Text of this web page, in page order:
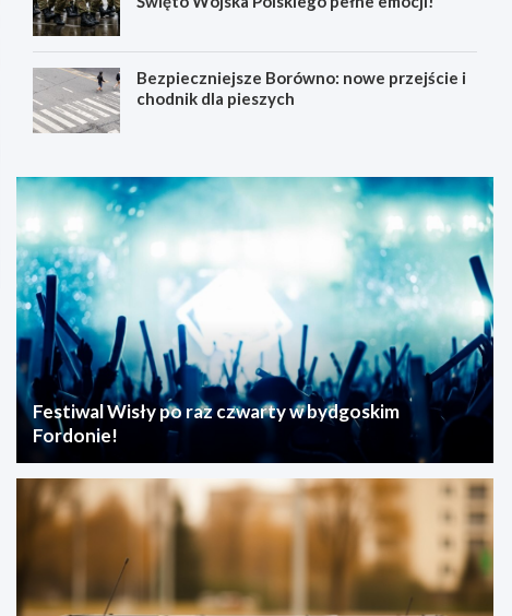
Bezpieczniejsze Borówno: nowe przejście i
chodnik dla pieszych
Festiwal Wisły po raz czwarty w bydgoskim
Fordonie!